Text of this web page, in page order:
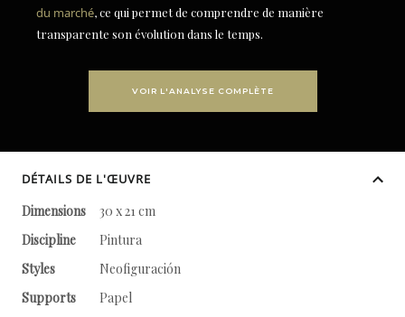
du marché, ce qui permet de comprendre de manière
transparente son évolution dans le temps.
VOIR L'ANALYSE COMPLÈTE
DÉTAILS DE L'ŒUVRE
Dimensions
30 x 21 cm
Discipline
Pintura
Styles
Neofiguración
Supports
Papel